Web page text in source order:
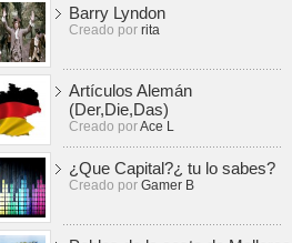
Barry Lyndon
Creado por rita
Artículos Alemán
(Der,Die,Das)
Creado porAce L
¿Que Capital?¿ tu lo sabes?
Creado por Gamer B